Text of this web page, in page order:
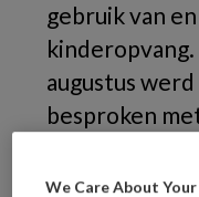
gebruik van
augustus
besproken
sector en gaf
We Care About